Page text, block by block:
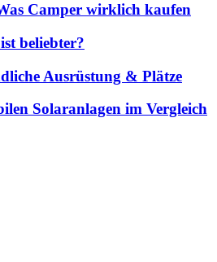
Camper wirklich kaufen
beliebter?
Ausrüstung & Plätze
Solaranlagen im Vergleich